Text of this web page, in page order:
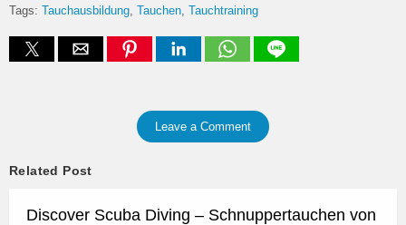
Tags: Tauchausbildung Tauchen Tauchtraining
Leave a Comment
Related Post
Discover Scuba Diving – Schnuppertauchen von